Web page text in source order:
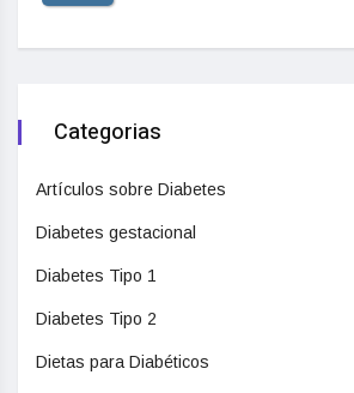
Categorias
Artículos sobre Diabetes
Diabetes gestacional
Diabetes Tipo 1
Diabetes Tipo 2
Dietas para Diabéticos